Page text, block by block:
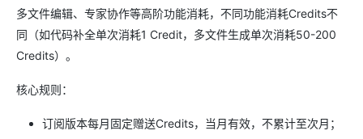
多文件编辑、专家协作等高阶功能消耗，不同功能消耗Credits不
同（如代码补全单次消耗1 Credit，多文件生成单次消耗50-200
Credits）。
核心规则：
订阅版本每月固定赠送Credits，当月有效，不累计至次月；